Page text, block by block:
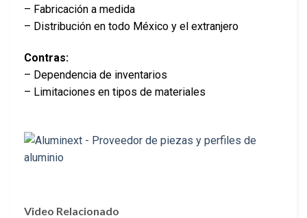
– Fabricación a medida
– Distribución en todo México y el extranjero
Contras:
– Dependencia de inventarios
– Limitaciones en tipos de materiales
Video Relacionado